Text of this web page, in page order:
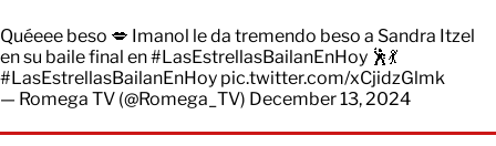
Quéeee beso 💋 Imanol le da tremendo beso a Sandra Itzel
en su baile final en#LasEstrellasBailanEnHoy 🕺💃
#LasEstrellasBailanEnHoy pic.twitter.com/xCjidzGlmk
— Romega TV (@Romega_TV) December 13, 2024